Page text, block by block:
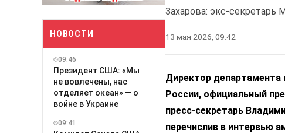
НОВОСТИ
09:46
Президент США: «Мы
не вовлечены, нас
отделяет океан» — о
войне в Украине
09:41
Захарова: экс-секретарь
13 мая 2026, 09:42
Директор департамента
России, официальный
пресс-секретарь
перечислив в интервью